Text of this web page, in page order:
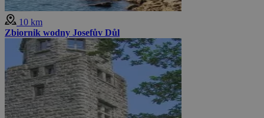
10 km
Zbiornik wodny Josefův Důl